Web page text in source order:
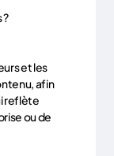
?
et les
afin
reflète
ou de